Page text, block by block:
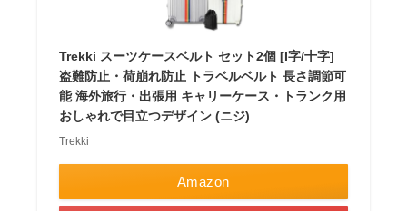
Trekki スーツケースベルト セット2個 [I字/十字]
盗難防止・荷崩れ防止 トラベルベルト 長さ調節可
能 海外旅行・出張用 キャリーケース・トランク用
おしゃれで目立つデザイン (ニジ)
Trekki
Amazon